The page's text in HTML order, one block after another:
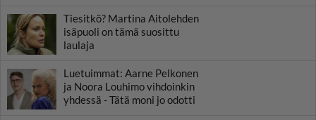
Tiesitkö? Martina Aitolehden
isäpuoli on tämä suosittu
laulaja
Luetuimmat: Aarne Pelkonen
ja Noora Louhimo vihdoinkin
yhdessä - Tätä moni jo odotti